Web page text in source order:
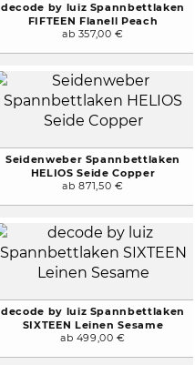
decode by luiz Spannbettlaken
FIFTEEN Flanell Peach
ab 357,00 €
Seidenweber Spannbettlaken
HELIOS Seide Copper
ab 871,50 €
decode by luiz Spannbettlaken
SIXTEEN Leinen Sesame
ab 499,00 €